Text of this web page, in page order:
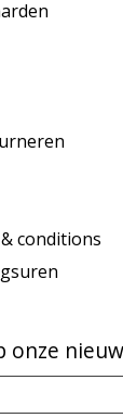
conditions
onze